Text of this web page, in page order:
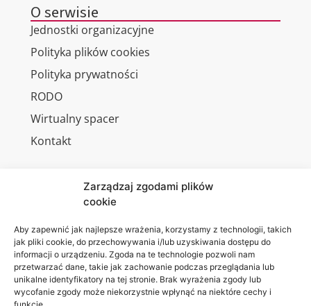
Zarządzaj zgodami plików
cookie
Aby zapewnić jak najlepsze wrażenia, korzystamy z technologii, takich
jak pliki cookie, do przechowywania i/lub uzyskiwania dostępu do
informacji o urządzeniu. Zgoda na te technologie pozwoli nam
przetwarzać dane, takie jak zachowanie podczas przeglądania lub
unikalne identyfikatory na tej stronie. Brak wyrażenia zgody lub
wycofanie zgody może niekorzystnie wpłynąć na niektóre cechy i
O serwisie
Jednostki organizacyjne
Polityka plików cookies
Polityka prywatności
RODO
Wirtualny spacer
Kontakt
Akademia
WSEI
ul.
Projektowa
4